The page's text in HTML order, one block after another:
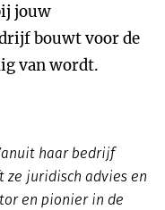
jouw
bouwt voor de
van wordt.
haar bedrijf
ze juridisch advies en
en pionier in de